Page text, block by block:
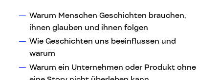
Warum Menschen Geschichten brauchen,
ihnen glauben und ihnen folgen
Wie Geschichten uns beeinflussen und
warum
Warum ein Unternehmen oder Produkt ohne